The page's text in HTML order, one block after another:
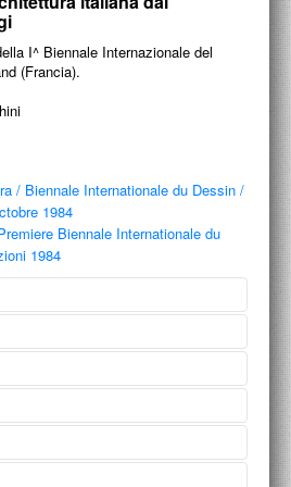
I^ Biennale Internazionale del
(Francia).
/ Biennale Internationale du Dessin /
1984
Biennale Internationale du
1984